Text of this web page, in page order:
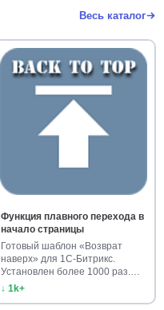
Весь каталог
Функция плавного перехода в
начало страницы
Готовый шаблон «Возврат
наверх» для 1С-Битрикс.
Установлен более 1000 раз.
Улучш…
↓ 1k+